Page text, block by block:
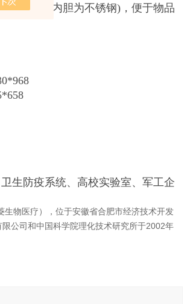
／351内胆为不锈钢)，便于物品
生防疫系统、高校实验室、军工企
物医疗），位于安徽省合肥市经济技术开发
限公司和中国科学院理化技术研究所于2002年